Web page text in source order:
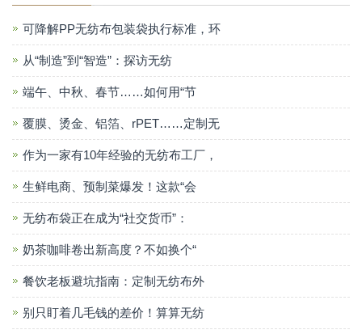
可降解PP无纺布包装袋执行标准，环
从“制造”到“智造”：探访无纺
端午、中秋、春节……如何用“节
覆膜、烫金、铝箔、rPET……定制无
作为一家有10年经验的无纺布工厂，
生鲜电商、预制菜爆发！这款“会
无纺布袋正在成为“社交货币”：
奶茶咖啡卷出新高度？不如换个“
餐饮老板避坑指南：定制无纺布外
别只盯着几毛钱的差价！算算无纺